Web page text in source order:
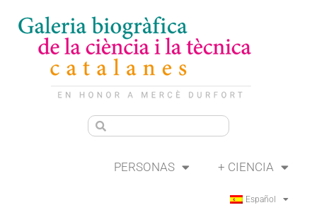
PERSONAS + CIENCIA
Español